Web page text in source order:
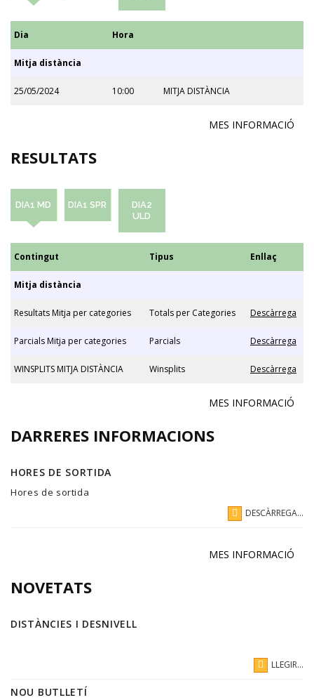
Dia Hora
Mitja distància
25/05/2024 10:00 MITJA DISTÀNCIA
MES INFORMACIÓ
RESULTATS
DIA1 MD DIA1 SPR
DIA2
ULD
Contingut Tipus Enllaç
Mitja distància
Resultats Mitja per categories Totals per Categories Descàrrega
Parcials Mitja per categories Parcials Descàrrega
WINSPLITS MITJA DISTÀNCIA Winsplits Descàrrega
MES INFORMACIÓ
DARRERES INFORMACIONS
HORES DE SORTIDA
Hores de sortida
DESCÀRREGA...
MES INFORMACIÓ
NOVETATS
DISTÀNCIES I DESNIVELL
LLEGIR...
NOU BUTLLETÍ